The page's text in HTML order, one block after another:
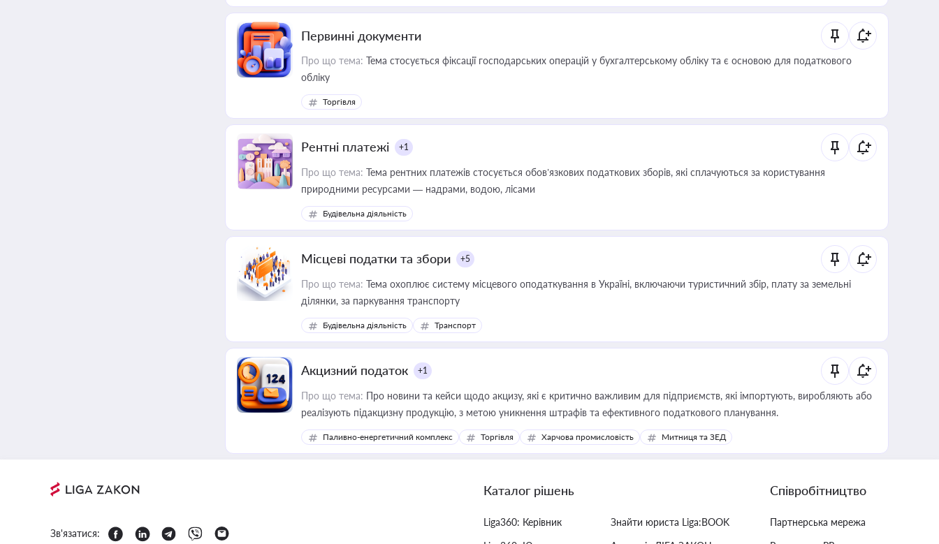
Первинні документи
Про що тема: Тема стосується фіксації господарських операцій у бухгалтерському обліку та є основою для податкового
обліку
Торгівля
Рентні платежі +1
Про що тема: Тема рентних платежів стосується обов’язкових податкових зборів, які сплачуються за користування
природними ресурсами — надрами, водою, лісами
Будівельна діяльність
Місцеві податки та збори +5
Про що тема: Тема охоплює систему місцевого оподаткування в Україні, включаючи туристичний збір, плату за земельні
ділянки, за паркування транспорту
Будівельна діяльність Транспорт
Акцизний податок +1
Про що тема: Про новини та кейси щодо акцизу, які є критично важливим для підприємств, які імпортують, виробляють або
реалізують підакцизну продукцію, з метою уникнення штрафів та ефективного податкового планування.
Паливно-енергетичний комплекс Торгівля Харчова промисловість Митниця та ЗЕД
Зв'язатися:
Каталог рішень
Liga360: Керівник
Знайти юриста Liga:BOOK
Співробітництво
Партнерська мережа